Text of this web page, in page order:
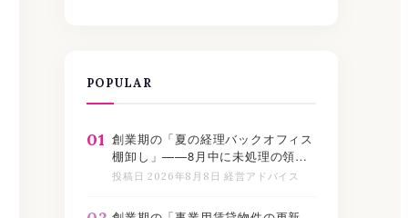
POPULAR
01 創業期の「夏の経理バックオフィス
棚卸し」——8月中に未処理の領収
書・未記帳の取引・期限切れ届出を
【2026年版】
投稿日 2026年8月8日 経営アドバイス